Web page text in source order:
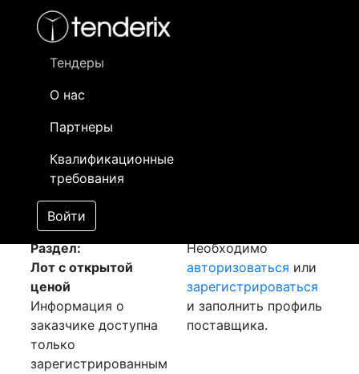
Тендеры
О нас
Партнеры
Квалификационные
требования
Войти
- активный лот
- сохраненный лот (не опубликован)
Закупка: Арматура
[Завершен]
Лот №:
АУКЦИОН (покупка
товара)
Раздел:
Лот с открытой
ценой
Информация о
заказчике доступна
только
зарегистрированным
Необходимо
авторизоваться или
зарегистрироваться
и заполнить профиль
поставщика.